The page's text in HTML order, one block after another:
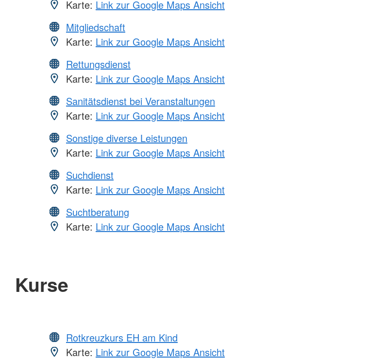
Karte: Link zur Google Maps Ansicht
Mitgliedschaft
Karte: Link zur Google Maps Ansicht
Rettungsdienst
Karte: Link zur Google Maps Ansicht
Sanitätsdienst bei Veranstaltungen
Karte: Link zur Google Maps Ansicht
Sonstige diverse Leistungen
Karte: Link zur Google Maps Ansicht
Suchdienst
Karte: Link zur Google Maps Ansicht
Suchtberatung
Karte: Link zur Google Maps Ansicht
Kurse
Rotkreuzkurs EH am Kind
Karte: Link zur Google Maps Ansicht